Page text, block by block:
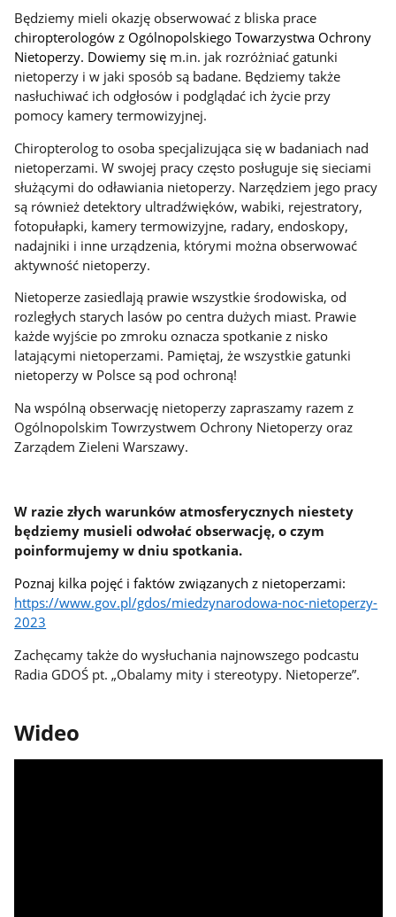
Będziemy mieli okazję obserwować z bliska prace
chiropterologów z Ogólnopolskiego Towarzystwa Ochrony
Nietoperzy. Dowiemy się m.in. jak rozróżniać gatunki
nietoperzy i w jaki sposób są badane. Będziemy także
nasłuchiwać ich odgłosów i podglądać ich życie przy
pomocy kamery termowizyjnej.
Chiropterolog to osoba specjalizująca się w badaniach nad
nietoperzami. W swojej pracy często posługuje się sieciami
służącymi do odławiania nietoperzy. Narzędziem jego pracy
są również detektory ultradźwięków, wabiki, rejestratory,
fotopułapki, kamery termowizyjne, radary, endoskopy,
nadajniki i inne urządzenia, którymi można obserwować
aktywność nietoperzy.
Nietoperze zasiedlają prawie wszystkie środowiska, od
rozległych starych lasów po centra dużych miast. Prawie
każde wyjście po zmroku oznacza spotkanie z nisko
latającymi nietoperzami. Pamiętaj, że wszystkie gatunki
nietoperzy w Polsce są pod ochroną!
Na wspólną obserwację nietoperzy zapraszamy razem z
Ogólnopolskim Towrzystwem Ochrony Nietoperzy oraz
Zarządem Zieleni Warszawy.
W razie złych warunków atmosferycznych niestety
będziemy musieli odwołać obserwację, o czym
poinformujemy w dniu spotkania.
Poznaj kilka pojęć i faktów związanych z nietoperzami:
https://www.gov.pl/gdos/miedzynarodowa-noc-nietoperzy-
2023
Zachęcamy także do wysłuchania najnowszego podcastu
Radia GDOŚ pt. „Obalamy mity i stereotypy. Nietoperze”.
Wideo